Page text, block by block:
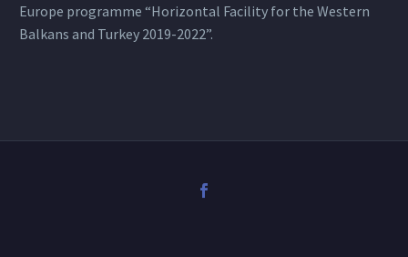
Europe programme “Horizontal Facility for the Western
Balkans and Turkey 2019-2022”.